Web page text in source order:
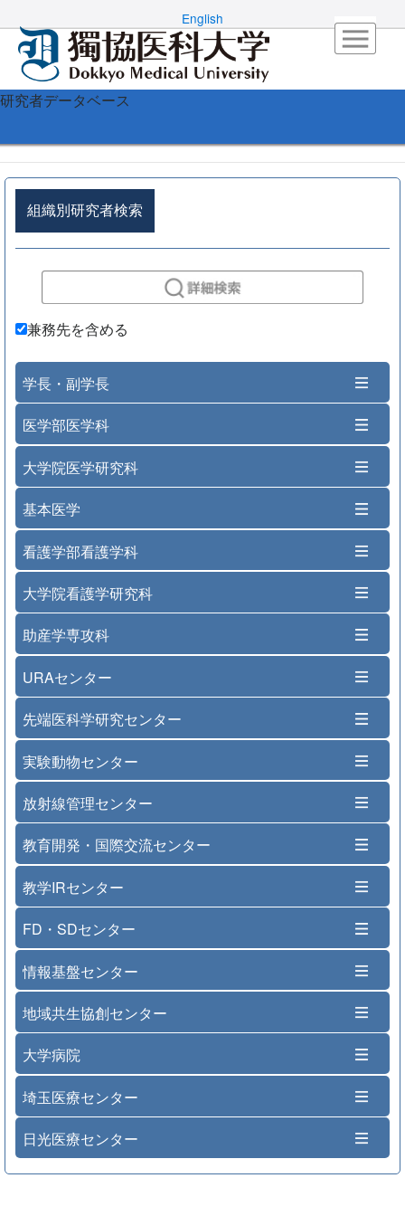
English
研究者データベース
組織別研究者検索
兼務先を含める
学長・副学長
医学部医学科
大学院医学研究科
基本医学
看護学部看護学科
大学院看護学研究科
助産学専攻科
URAセンター
先端医科学研究センター
実験動物センター
放射線管理センター
教育開発・国際交流センター
教学IRセンター
FD・SDセンター
情報基盤センター
地域共生協創センター
大学病院
埼玉医療センター
日光医療センター